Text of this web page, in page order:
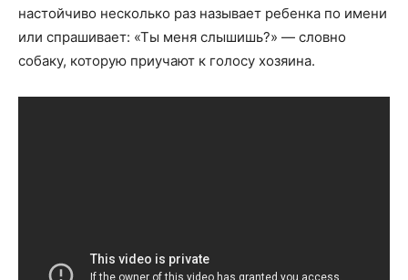
настойчиво несколько раз называет ребенка по имени
или спрашивает: «Ты меня слышишь?» — словно
собаку, которую приучают к голосу хозяина.